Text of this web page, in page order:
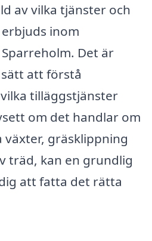
av vilka tjänster och
inom
Det är
att förstå
tilläggstjänster
om det handlar om
växter, gräsklippning
träd, kan en grundlig
att fatta det rätta